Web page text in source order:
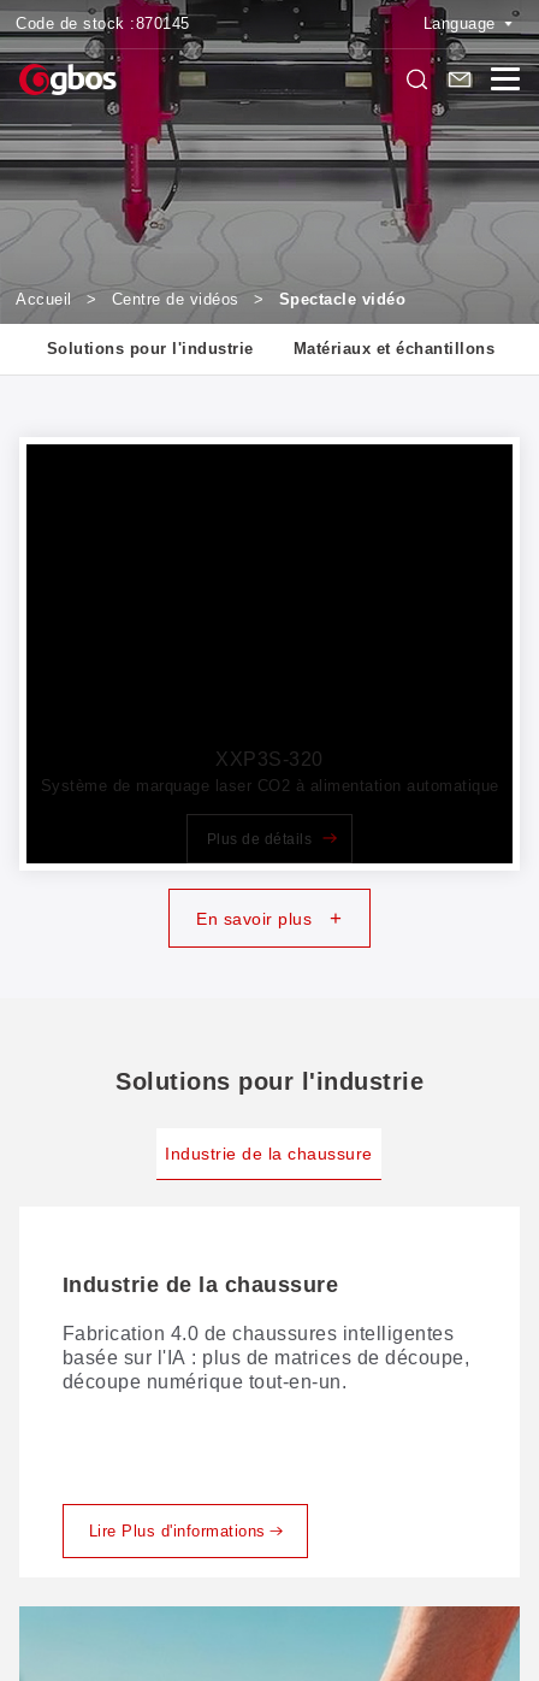
Code de stock :870145 Language
Accueil > Centre de vidéos > Spectacle vidéo
Solutions pour l'industrie Matériaux et échantillons
XXP3S-320
Système de marquage laser CO2 à alimentation automatique
Plus de détails
En savoir plus +
Solutions pour l'industrie
Industrie de la chaussure
Industrie de la chaussure
Fabrication 4.0 de chaussures intelligentes
basée sur l'IA : plus de matrices de découpe,
découpe numérique tout-en-un.
Lire Plus d'informations